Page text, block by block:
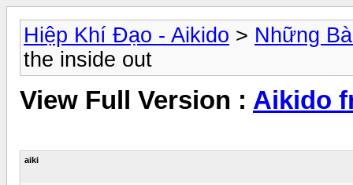
Hiệp Khí Đạo - Aikido > Những
the inside out
View Full Version : Aikido
aiki